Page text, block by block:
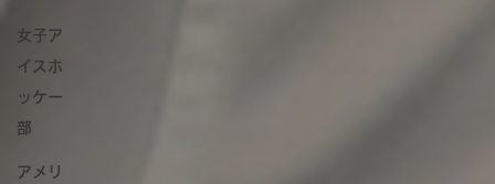
女子ア
イスホ
ッケー
部
アメリ